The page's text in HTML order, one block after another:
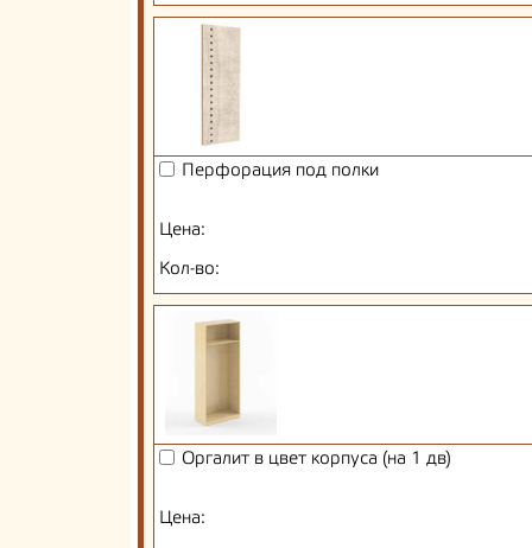
Перфорация под полки
Цена:
Кол-во:
Оргалит в цвет корпуса (на 1 дв)
Цена: